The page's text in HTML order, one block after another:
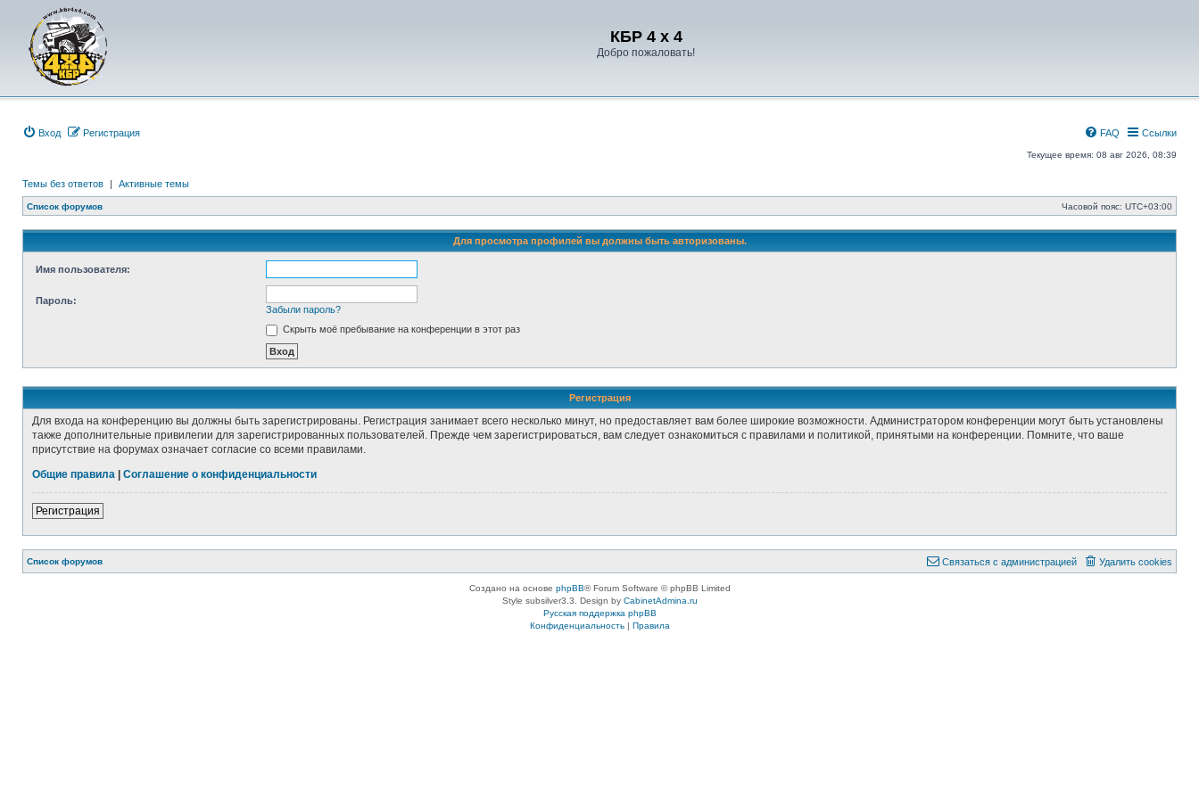
КБР 4 x 4
Добро пожаловать!
Вход Регистрация Ссылки
FAQ
Текущее время: 08 авг 2026, 08:39
Темы без ответов | Активные темы
Список форумов Часовой пояс: UTC+03:00
Для просмотра профилей вы должны быть авторизованы.
Имя пользователя:
Пароль:
Забыли пароль?
Скрыть моё пребывание на конференции в этот раз
Регистрация
Для входа на конференцию вы должны быть зарегистрированы. Регистрация занимает всего несколько минут, но предоставляет вам более широкие возможности. Администратором конференции могут быть установлены
также дополнительные привилегии для зарегистрированных пользователей. Прежде чем зарегистрироваться, вам следует ознакомиться с правилами и политикой, принятыми на конференции. Помните, что ваше
присутствие на форумах означает согласие со всеми правилами.
Общие правила
Соглашение о конфиденциальности
Регистрация
Список форумов Удалить cookies
Связаться с
Связаться с администрацией
Создано на основе phpBB® Forum Software © phpBB Limited
Style subsilver3.3. Design by CabinetAdmina.ru
Русская поддержка phpBB
Конфиденциальность| Правила